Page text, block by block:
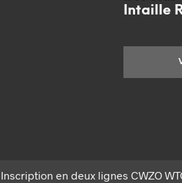
Intaille
Inscription en deux lignes CWZO